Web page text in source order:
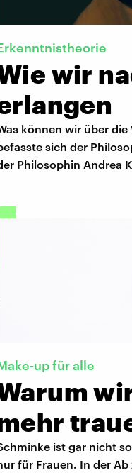
wir
können wir über die
sich der
Philosophin Andrea
up für alle
ist gar nicht
für Frauen. In der